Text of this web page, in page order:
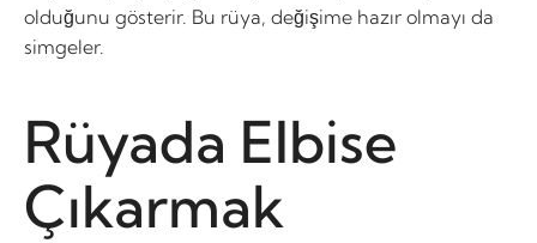
olduğunu gösterir. Bu rüya, değişime hazır olmayı da
simgeler.
Rüyada Elbise
Çıkarmak